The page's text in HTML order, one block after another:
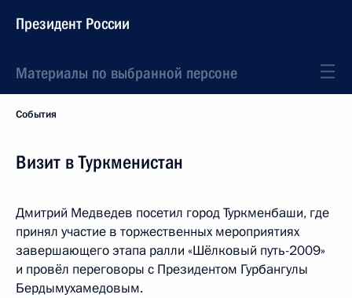
Президент России
Материалы по выбранной персоне
События
Визит в Туркменистан
Дмитрий Медведев посетил город Туркменбаши, где
принял участие в торжественных мероприятиях
завершающего этапа ралли «Шёлковый путь-2009»
и провёл переговоры с Президентом Гурбангулы
Бердымухамедовым.